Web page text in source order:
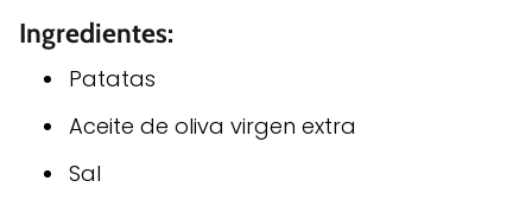
Ingredientes:
Patatas
Aceite de oliva virgen extra
Sal